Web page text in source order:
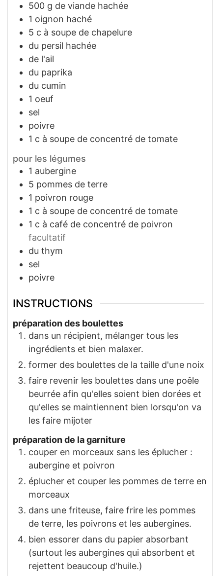
500 g de viande hachée
1 oignon haché
5 c à soupe de chapelure
du persil hachée
de l'ail
du paprika
du cumin
1 oeuf
sel
poivre
1 c à soupe de concentré de tomate
pour les légumes
1 aubergine
5 pommes de terre
1 poivron rouge
1 c à soupe de concentré de tomate
1 c à café de concentré de poivron
facultatif
du thym
sel
poivre
INSTRUCTIONS
préparation des boulettes
dans un récipient, mélanger tous les
ingrédients et bien malaxer.
former des boulettes de la taille d'une noix
faire revenir les boulettes dans une poêle
beurrée afin qu'elles soient bien dorées et
qu'elles se maintiennent bien lorsqu'on va
les faire mijoter
préparation de la garniture
couper en morceaux sans les éplucher :
aubergine et poivron
éplucher et couper les pommes de terre en
morceaux
dans une friteuse, faire frire les pommes
de terre, les poivrons et les aubergines.
bien essorer dans du papier absorbant
(surtout les aubergines qui absorbent et
rejettent beaucoup d'huile.)